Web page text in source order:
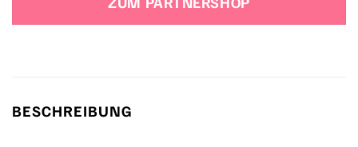
39,00 €27,30 €.
BESCHREIBUNG